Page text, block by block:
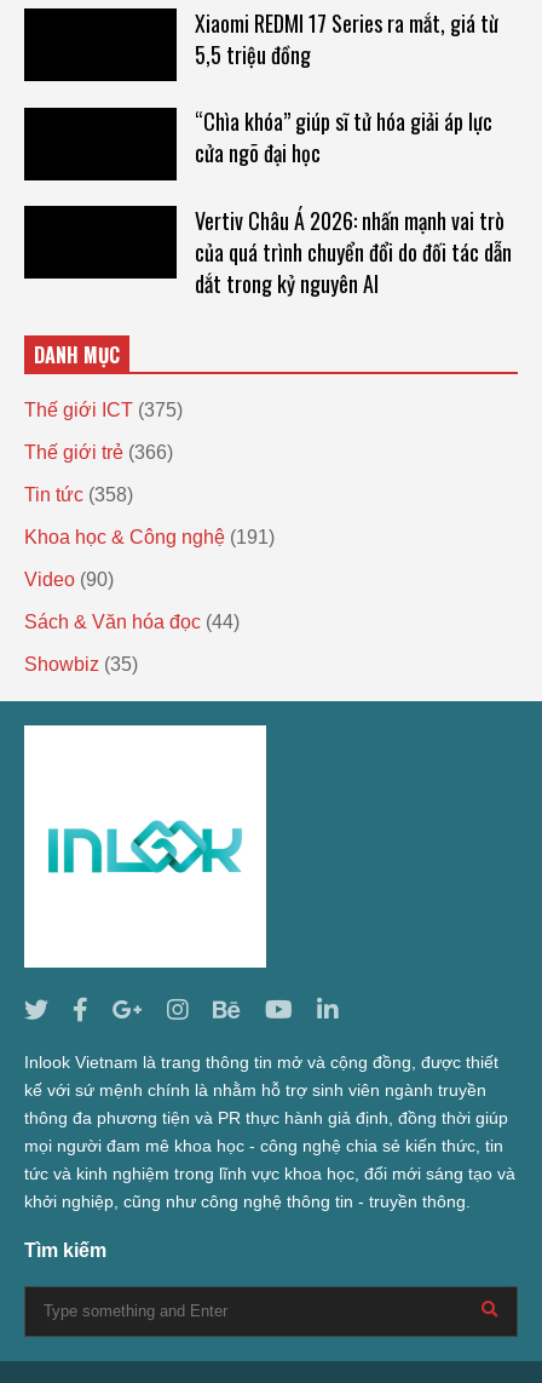
Xiaomi REDMI 17 Series ra mắt, giá từ
5,5 triệu đồng
“Chìa khóa” giúp sĩ tử hóa giải áp lực
cửa ngõ đại học
Vertiv Châu Á 2026: nhấn mạnh vai trò
của quá trình chuyển đổi do đối tác dẫn
dắt trong kỷ nguyên AI
DANH MỤC
Thế giới ICT (375)
Thế giới trẻ (366)
Tin tức (358)
Khoa học & Công nghệ (191)
Video (90)
Sách & Văn hóa đọc (44)
Showbiz (35)
Inlook Vietnam là trang thông tin mở và cộng đồng, được thiết
kế với sứ mệnh chính là nhằm hỗ trợ sinh viên ngành truyền
thông đa phương tiện và PR thực hành giả định, đồng thời giúp
mọi người đam mê khoa học - công nghệ chia sẻ kiến thức, tin
tức và kinh nghiệm trong lĩnh vực khoa học, đổi mới sáng tạo và
khởi nghiệp, cũng như công nghệ thông tin - truyền thông.
Tìm kiếm